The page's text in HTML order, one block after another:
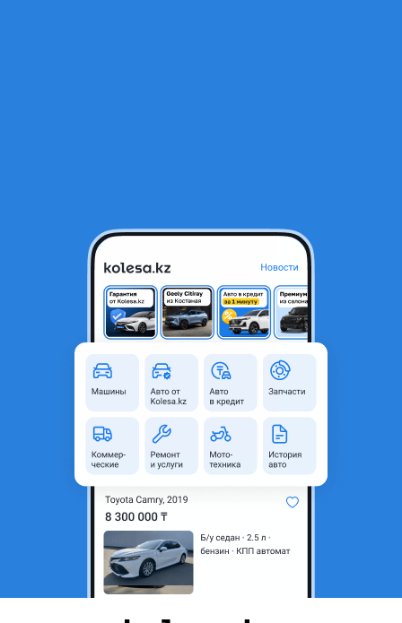
Крышка багажника на Лексус GS300 2004-2011
Алматы, Алматинская
область
Б/y
Оригинальность
Оригинал
Возможна рассрочка или
Да
Подходит на авто